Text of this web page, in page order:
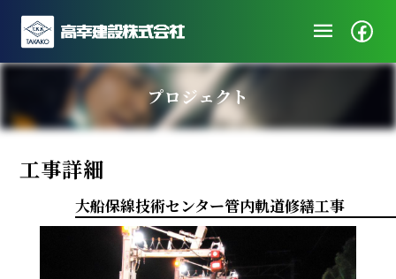
menu
企業情報
ニュース
採用/エントリー
プロジェクト
工事詳細
大船保線技術センター管内軌道修繕工事